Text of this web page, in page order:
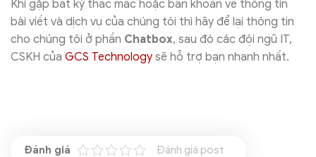
Khi gặp bất kỳ thắc mắc hoặc băn khoăn về thông tin
bài viết và dịch vụ của chúng tôi thì hãy để lại thông tin
cho chúng tôi ở phần Chatbox, sau đó các đội ngũ IT,
CSKH của GCS Technology sẽ hỗ trợ bạn nhanh nhất.
Đánh giá post